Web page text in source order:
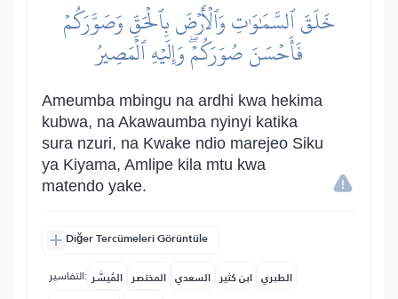
خَلَقَ ٱلسَّمَٰوَٰتِ وَٱلۡأَرۡضَ بِٱلۡحَقِّ وَصَوَّرَكُمۡ
فَأَحۡسَنَ صُوَرَكُمۡۖ وَإِلَيۡهِ ٱلۡمَصِيرُ
Ameumba mbingu na ardhi kwa hekima
kubwa, na Akawaumba nyinyi katika
sura nzuri, na Kwake ndio marejeo Siku
ya Kiyama, Amlipe kila mtu kwa
matendo yake.
Diğer Tercümeleri Görüntüle
التفاسير: المُيسَّر المختصر السعدي ابن كثير الطبري